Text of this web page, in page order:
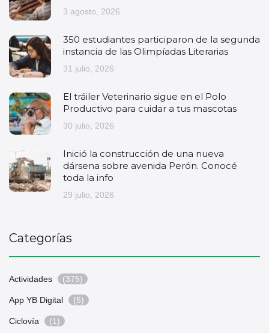
3 agosto, 2026
350 estudiantes participaron de la segunda
instancia de las Olimpíadas Literarias
31 julio, 2026
El tráiler Veterinario sigue en el Polo
Productivo para cuidar a tus mascotas
30 julio, 2026
Inició la construcción de una nueva
dársena sobre avenida Perón. Conocé
toda la info
29 julio, 2026
Categorías
Actividades (375)
App YB Digital (5)
Ciclovía (1)